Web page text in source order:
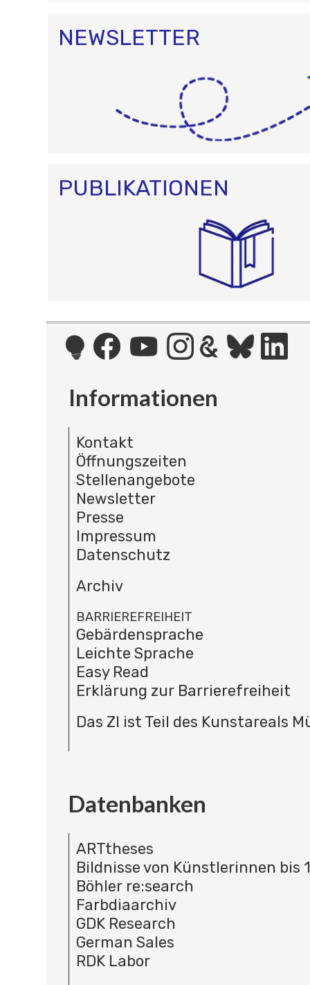
NEWSLETTER
PUBLIKATIONEN
Informationen
Kontakt
Öffnungszeiten
Stellenangebote
Newsletter
Presse
Impressum
Datenschutz
Archiv
BARRIEREFREIHEIT
Gebärdensprache
Leichte Sprache
Easy Read
Erklärung zur Barrierefreiheit
Das ZI ist Teil des Kunstareals
Datenbanken
ARTtheses
Bildnisse von Künstlerinnen bis
Böhler re:search
Farbdiaarchiv
GDK Research
German Sales
RDK Labor